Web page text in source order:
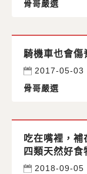
骨哥嚴選
騎機車也會傷
2017-05-03
骨哥嚴選
吃在嘴裡，補
四類天然好食
2018-09-05